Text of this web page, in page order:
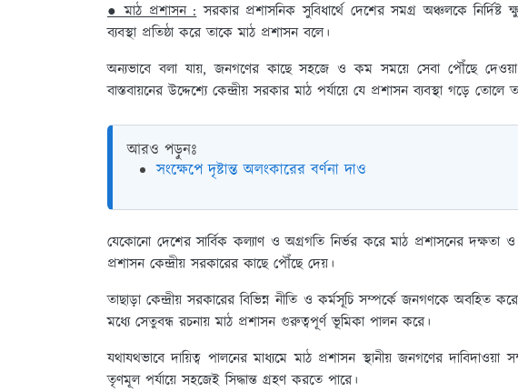
● মাঠ প্রশাসন :সরকার প্রশাসনিক সুবিধার্থে দেশের সমগ্র অঞ্চলকে নির্দিষ্ট
ব্যবস্থা প্রতিষ্ঠা করে তাকে মাঠ প্রশাসন বলে।
অন্যভাবে বলা যায়, জনগণের কাছে সহজে ও কম সময়ে সেবা পৌঁছে
বাস্তবায়নের উদ্দেশ্যে কেন্দ্রীয় সরকার মাঠ পর্যায়ে যে প্রশাসন ব্যবস্থা গড়ে
আরও পড়ুনঃ
সংক্ষেপে দৃষ্টান্ত অলংকারের বর্ণনা দাও
যেকোনো দেশের সার্বিক কল্যাণ ও অগ্রগতি নির্ভর করে মাঠ প্রশাসনের
প্রশাসন কেন্দ্রীয় সরকারের কাছে পৌঁছে দেয়।
তাছাড়া কেন্দ্রীয় সরকারের বিভিন্ন নীতি ও কর্মসূচি সম্পর্কে জনগণকে
মধ্যে সেতুবন্ধ রচনায় মাঠ প্রশাসন গুরুত্বপূর্ণ ভূমিকা পালন করে।
যথাযথভাবে দায়িত্ব পালনের মাধ্যমে মাঠ প্রশাসন স্থানীয় জনগণের
তৃণমূল পর্যায়ে সহজেই সিদ্ধান্ত গ্রহণ করতে পারে।